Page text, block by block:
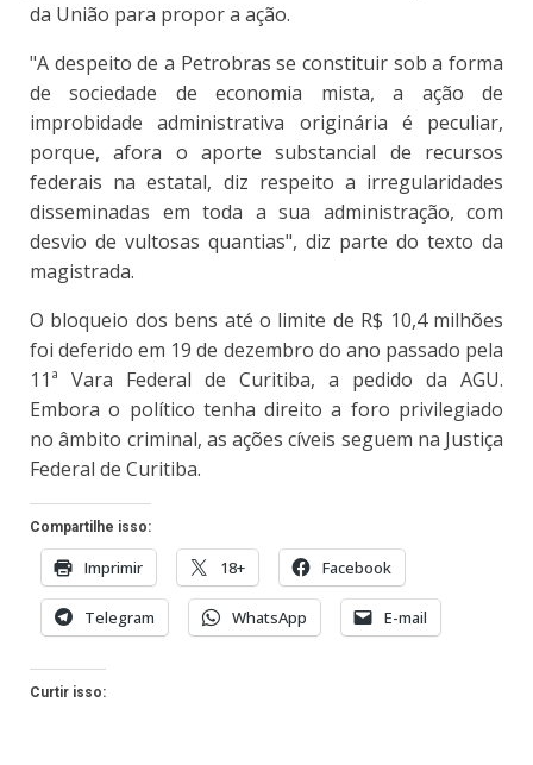
da União para propor a ação.
"A despeito de a Petrobras se constituir sob a forma
de sociedade de economia mista, a ação de
improbidade administrativa originária é peculiar,
porque, afora o aporte substancial de recursos
federais na estatal, diz respeito a irregularidades
disseminadas em toda a sua administração, com
desvio de vultosas quantias", diz parte do texto da
magistrada.
O bloqueio dos bens até o limite de R$ 10,4 milhões
foi deferido em 19 de dezembro do ano passado pela
11ª Vara Federal de Curitiba, a pedido da AGU.
Embora o político tenha direito a foro privilegiado
no âmbito criminal, as ações cíveis seguem na Justiça
Federal de Curitiba.
Compartilhe isso:
Imprimir 18+ Facebook
Telegram WhatsApp E-mail
Curtir isso: